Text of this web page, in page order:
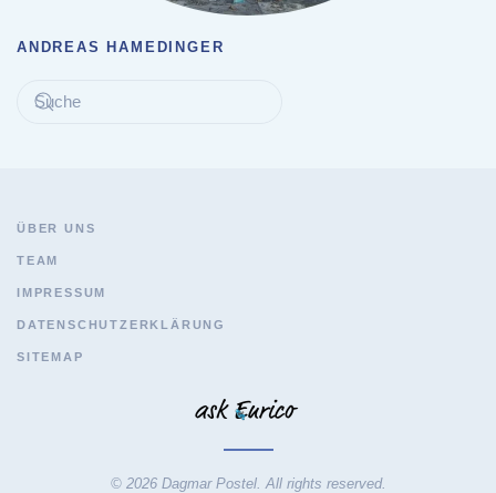
ANDREAS HAMEDINGER
ÜBER UNS
TEAM
IMPRESSUM
DATENSCHUTZERKLÄRUNG
SITEMAP
© 2026 Dagmar Postel. All rights reserved.